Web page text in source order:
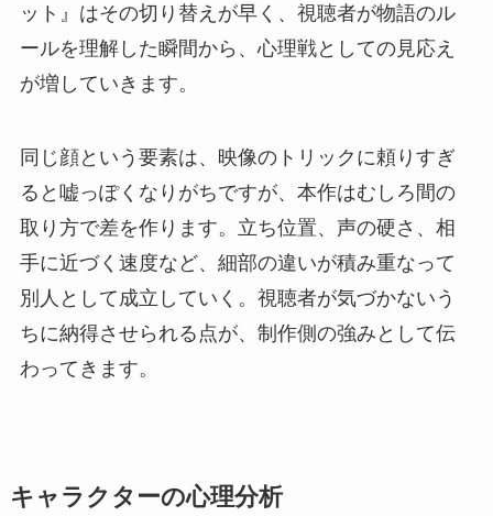
ット』はその切り替えが早く、視聴者が物語のル
ールを理解した瞬間から、心理戦としての見応え
が増していきます。
同じ顔という要素は、映像のトリックに頼りすぎ
ると嘘っぽくなりがちですが、本作はむしろ間の
取り方で差を作ります。立ち位置、声の硬さ、相
手に近づく速度など、細部の違いが積み重なって
別人として成立していく。視聴者が気づかないう
ちに納得させられる点が、制作側の強みとして伝
わってきます。
キャラクターの心理分析